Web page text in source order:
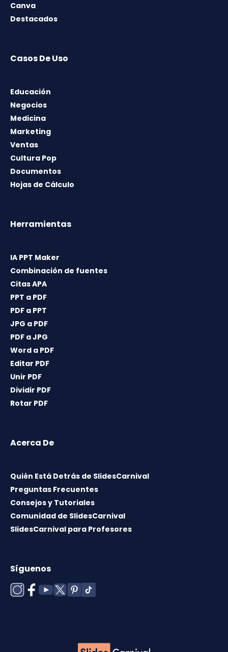
Canva
Destacados
Casos De Uso
Educación
Negocios
Medicina
Marketing
Ventas
Cultura Pop
Documentos
Hojas de Cálculo
Herramientas
IA PPT Maker
Combinación de fuentes
Citas APA
PPT a PDF
PDF a PPT
JPG a PDF
PDF a JPG
Word a PDF
Editar PDF
Unir PDF
Dividir PDF
Rotar PDF
Acerca De
Quién Está Detrás de SlidesCarnival
Preguntas Frecuentes
Consejos y Tutoriales
Comunidad de SlidesCarnival
SlidesCarnival para Profesores
Síguenos